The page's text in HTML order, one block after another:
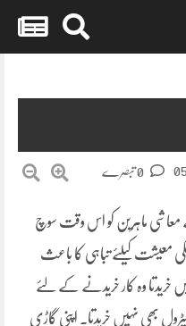
ماہرین کو اس وقت سوچ
معیشت کیلئے تباہی کا باعث
خریدتا وہ کار خریدنے کے لئے
بھی نہیں خریدتا۔ اپنی گاڑی